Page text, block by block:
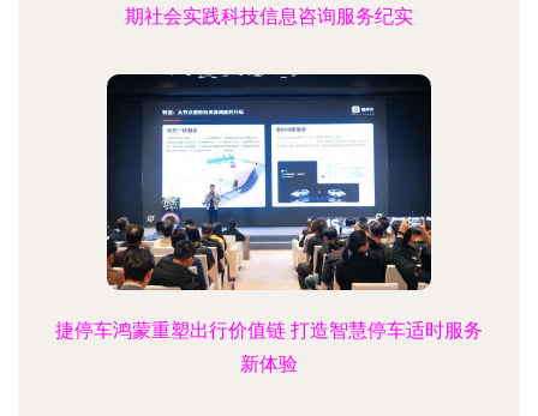
期社会实践科技信息咨询服务纪实
捷停车鸿蒙重塑出行价值链 打造智慧停车适时服务
新体验